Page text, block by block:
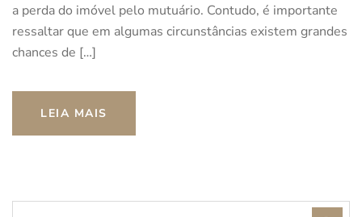
a perda do imóvel pelo mutuário. Contudo, é importante
ressaltar que em algumas circunstâncias existem grandes
chances de […]
LEIA MAIS